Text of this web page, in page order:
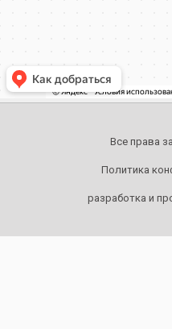
Все права
Политика
разработка и